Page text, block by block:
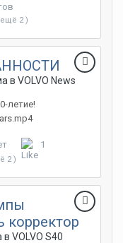
2 )
в VOLVO News
летие!
1
2 )
корректор
в VOLVO S40